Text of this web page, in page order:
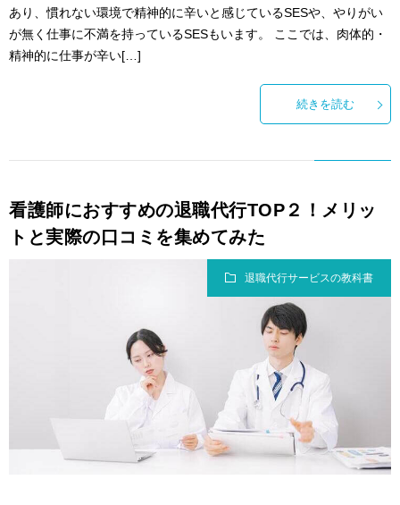
あり、慣れない環境で精神的に辛いと感じているSESや、やりがい
が無く仕事に不満を持っているSESもいます。 ここでは、肉体的・
精神的に仕事が辛い[…]
続きを読む
看護師におすすめの退職代行TOP２！メリッ
トと実際の口コミを集めてみた
退職代行サービスの教科書